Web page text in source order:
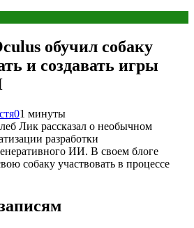
обучил собаку
и создавать игры
01 минуты
Лик рассказал о необычном
разработки
ИИ. В своем блоге
собаку участвовать в процессе